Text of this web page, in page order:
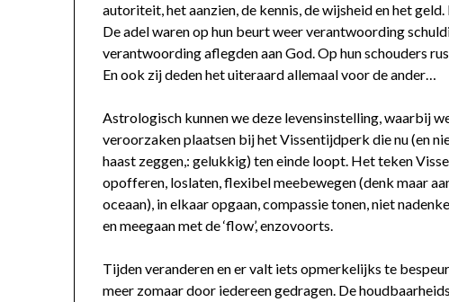
autoriteit, het aanzien, de kennis, de wijsheid en het
De adel waren op hun beurt weer verantwoording
verantwoording aflegden aan God. Op hun schouders
En ook zij deden het uiteraard allemaal voor de ander…
Astrologisch kunnen we deze levensinstelling, waarbij
veroorzaken plaatsen bij het Vissentijdperk die nu (en
haast zeggen,: gelukkig) ten einde loopt. Het teken
opofferen, loslaten, flexibel meebewegen (denk maar
oceaan), in elkaar opgaan, compassie tonen, niet
en meegaan met de ‘flow’, enzovoorts.
Tijden veranderen en er valt iets opmerkelijks te
meer zomaar door iedereen gedragen. De